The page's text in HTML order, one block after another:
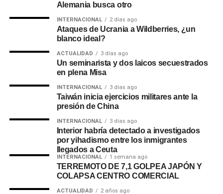
Alemania busca otro
INTERNACIONAL 2 días ago
Ataques de Ucrania a Wildberries, ¿un
blanco ideal?
ACTUALIDAD 3 días ago
Un seminarista y dos laicos secuestrados
en plena Misa
INTERNACIONAL 3 días ago
Taiwán inicia ejercicios militares ante la
presión de China
INTERNACIONAL 3 días ago
Interior habría detectado a investigados
por yihadismo entre los inmigrantes
llegados a Ceuta
INTERNACIONAL 1 semana ago
TERREMOTO DE 7,1 GOLPEA JAPÓN Y
COLAPSA CENTRO COMERCIAL
ACTUALIDAD 2 años ago